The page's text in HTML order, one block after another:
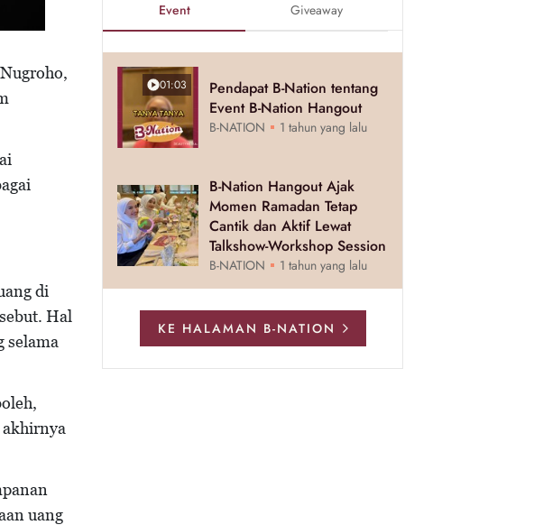
di
Hal
selama
akhirnya
uang
Event Giveaway
01:03
Pendapat B-Nation tentang
Event B-Nation Hangout
B-NATION 1 tahun yang lalu
B-Nation Hangout Ajak
Momen Ramadan Tetap
Cantik dan Aktif Lewat
Talkshow-Workshop Session
B-NATION 1 tahun yang lalu
KE HALAMAN B-NATION